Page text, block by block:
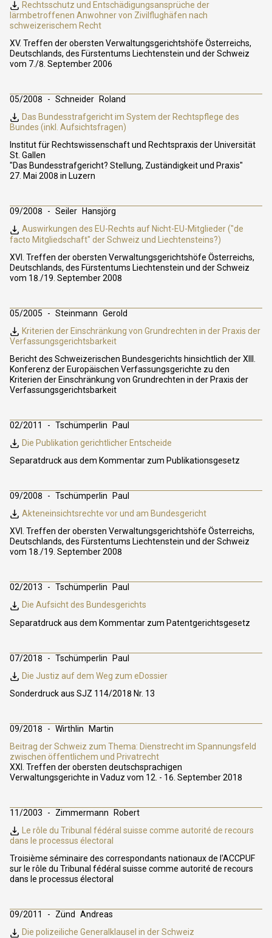
Rechtsschutz und Entschädigungsansprüche der
lärmbetroffenen Anwohner von Zivilflughäfen nach
schweizerischem Recht
XV. Treffen der obersten Verwaltungsgerichtshöfe Österreichs,
Deutschlands, des Fürstentums Liechtenstein und der Schweiz
vom 7./8. September 2006
Schneider
Roland
Das Bundesstrafgericht im System der Rechtspflege des
Bundes (inkl. Aufsichtsfragen)
Institut für Rechtswissenschaft und Rechtspraxis der Universität
St. Gallen
"Das Bundesstrafgericht? Stellung, Zuständigkeit und Praxis"
27. Mai 2008 in Luzern
05/2008
Seiler
Hansjörg
Auswirkungen des EU-Rechts auf Nicht-EU-Mitglieder ("de
facto Mitgliedschaft" der Schweiz und Liechtensteins?)
XVI. Treffen der obersten Verwaltungsgerichtshöfe Österreichs,
Deutschlands, des Fürstentums Liechtenstein und der Schweiz
vom 18./19. September 2008
09/2008
Steinmann Gerold
Kriterien der Einschränkung von Grundrechten in der Praxis der
Verfassungsgerichtsbarkeit
Bericht des Schweizerischen Bundesgerichts hinsichtlich der XIII.
Konferenz der Europäischen Verfassungsgerichte zu den
Kriterien der Einschränkung von Grundrechten in der Praxis der
Verfassungsgerichtsbarkeit
05/2005
Tschümperlin
Paul
Die Publikation gerichtlicher Entscheide
Separatdruck aus dem Kommentar zum Publikationsgesetz
02/2011
Tschümperlin
Paul
Akteneinsichtsrechte vor und am Bundesgericht
XVI. Treffen der obersten Verwaltungsgerichtshöfe Österreichs,
Deutschlands, des Fürstentums Liechtenstein und der Schweiz
vom 18./19. September 2008
09/2008
Tschümperlin
Paul
Die Aufsicht des Bundesgerichts
Separatdruck aus dem Kommentar zum Patentgerichtsgesetz
02/2013
Tschümperlin
Paul
Die Justiz auf dem Weg zum eDossier
Sonderdruck aus SJZ 114/2018 Nr. 13
07/2018
Wirthlin
Martin
Beitrag der Schweiz zum Thema: Dienstrecht im Spannungsfeld
zwischen öffentlichem und Privatrecht
XXI. Treffen der obersten deutschsprachigen
Verwaltungsgerichte in Vaduz vom 12. - 16. September 2018
09/2018
Zimmermann
Robert
Le rôle du Tribunal fédéral suisse comme autorité de recours
dans le processus électoral
Troisième séminaire des correspondants nationaux de l'ACCPUF
sur le rôle du Tribunal fédéral suisse comme autorité de recours
dans le processus électoral
11/2003
Zünd
Andreas
Die polizeiliche Generalklausel in der Schweiz
09/2011